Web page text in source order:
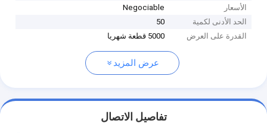
الأسعار
Negociable
الحد الأدنى لكمية
50
القدرة على العرض
5000 قطعة شهريا
عرض المزيد
تفاصيل الاتصال